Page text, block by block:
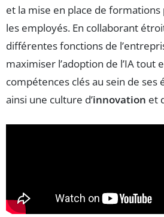
et la mise en place de
les employés. En collaborant
différentes fonctions de
maximiser l’adoption de l’IA tout
compétences clés au sein de ses
ainsi une culture d’innovation et